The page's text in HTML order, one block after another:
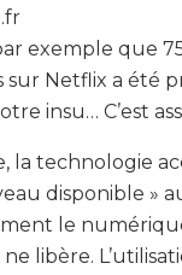
exemple que
sur Netflix a été
insu… C’est
la technologie
disponible »
le
libère.